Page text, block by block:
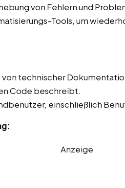
von Fehlern und
Tools, um
von technischer
Code beschreibt.
einschließlich
Anzeige